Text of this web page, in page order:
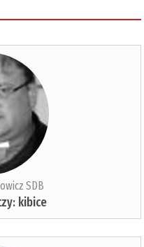
SDB
kibice